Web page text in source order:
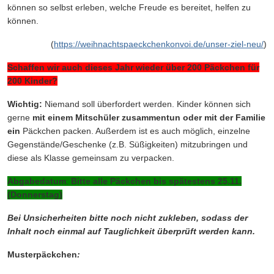
können so selbst erleben, welche Freude es bereitet, helfen zu
können.
(https://weihnachtspaeckchenkonvoi.de/unser-ziel-neu/)
Schaffen wir auch dieses Jahr wieder über 200 Päckchen für
200 Kinder?
Wichtig: Niemand soll überfordert werden. Kinder können sich
gerne mit einem Mitschüler zusammentun oder mit der Familie
ein Päckchen packen. Außerdem ist es auch möglich, einzelne
Gegenstände/Geschenke (z.B. Süßigkeiten) mitzubringen und
diese als Klasse gemeinsam zu verpacken.
Abgabedatum: Bitte alle Päckchen bis spätestens 25.11.
(Donnerstag)
Bei Unsicherheiten bitte noch nicht zukleben, sodass der
Inhalt noch einmal auf Tauglichkeit überprüft werden kann.
Musterpäckchen: